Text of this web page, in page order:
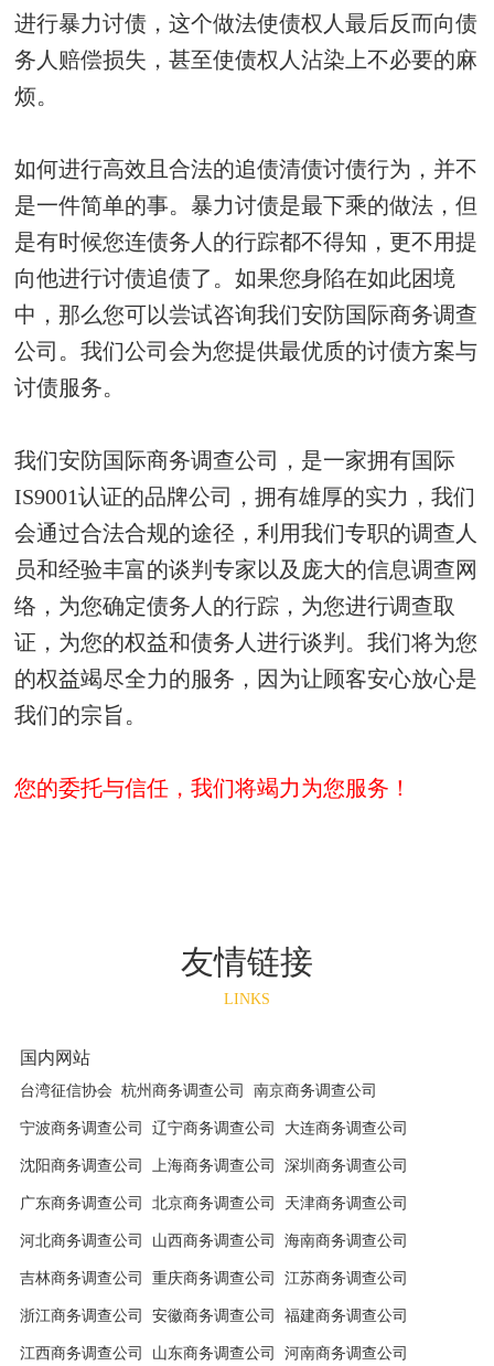
进行暴力讨债，这个做法使债权人最后反而向债
务人赔偿损失，甚至使债权人沾染上不必要的麻
烦。
如何进行高效且合法的追债清债讨债行为，并不
是一件简单的事。暴力讨债是最下乘的做法，但
是有时候您连债务人的行踪都不得知，更不用提
向他进行讨债追债了。如果您身陷在如此困境
中，那么您可以尝试咨询我们安防国际商务调查
公司。我们公司会为您提供最优质的讨债方案与
讨债服务。
我们安防国际商务调查公司，是一家拥有国际
IS9001认证的品牌公司，拥有雄厚的实力，我们
会通过合法合规的途径，利用我们专职的调查人
员和经验丰富的谈判专家以及庞大的信息调查网
络，为您确定债务人的行踪，为您进行调查取
证，为您的权益和债务人进行谈判。我们将为您
的权益竭尽全力的服务，因为让顾客安心放心是
我们的宗旨。
您的委托与信任，我们将竭力为您服务！
友情链接
LINKS
国内网站
台湾征信协会 杭州商务调查公司 南京商务调查公司
宁波商务调查公司 辽宁商务调查公司 大连商务调查公司
沈阳商务调查公司 上海商务调查公司 深圳商务调查公司
广东商务调查公司 北京商务调查公司 天津商务调查公司
河北商务调查公司 山西商务调查公司 海南商务调查公司
吉林商务调查公司 重庆商务调查公司 江苏商务调查公司
浙江商务调查公司 安徽商务调查公司 福建商务调查公司
江西商务调查公司 山东商务调查公司 河南商务调查公司